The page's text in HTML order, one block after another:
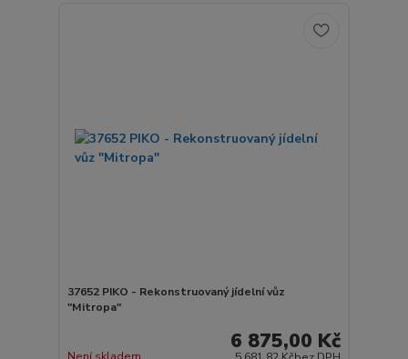
37652 PIKO - Rekonstruovaný jídelní vůz
"Mitropa"
6 875,00 Kč
Není skladem